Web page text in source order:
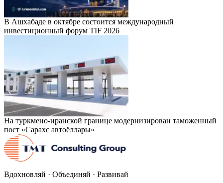
В Ашхабаде в октябре состоится международный
инвестиционный форум TIF 2026
На туркмено-иранской границе модернизирован таможенный
пост «Сарахс автоёллары»
Вдохновляй · Объединяй · Развивай